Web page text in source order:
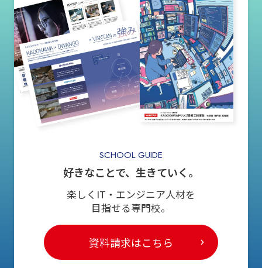
SCHOOL GUIDE
好きなことで、生きていく。
楽しくIT・エンジニア人材を
目指せる専門校。
資料請求はこちら